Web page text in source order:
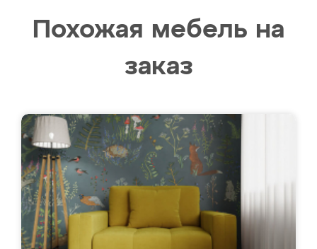
Похожая мебель на
заказ